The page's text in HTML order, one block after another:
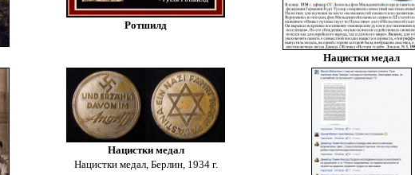
Ротшилд
Нацистки медал
Нацистки медал
Нацистки медал, Берлин, 1934 г.